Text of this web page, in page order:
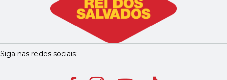
Siga nas redes sociais: